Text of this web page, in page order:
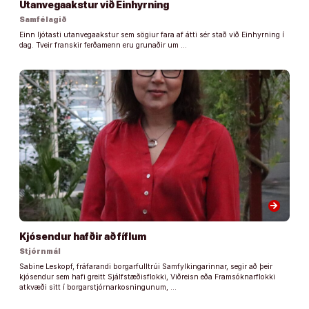
Utanvegaakstur við Einhyrning
Samfélagið
Einn ljótasti utanvegaakstur sem sögiur fara af átti sér stað við Einhyrning í
dag. Tveir franskir ferðamenn eru grunaðir um …
arrow_forward
Kjósendur hafðir að fíflum
Stjórnmál
Sabine Leskopf, fráfarandi borgarfulltrúi Samfylkingarinnar, segir að þeir
kjósendur sem hafi greitt Sjálfstæðisflokki, Viðreisn eða Framsóknarflokki
atkvæði sitt í borgarstjórnarkosningunum, …